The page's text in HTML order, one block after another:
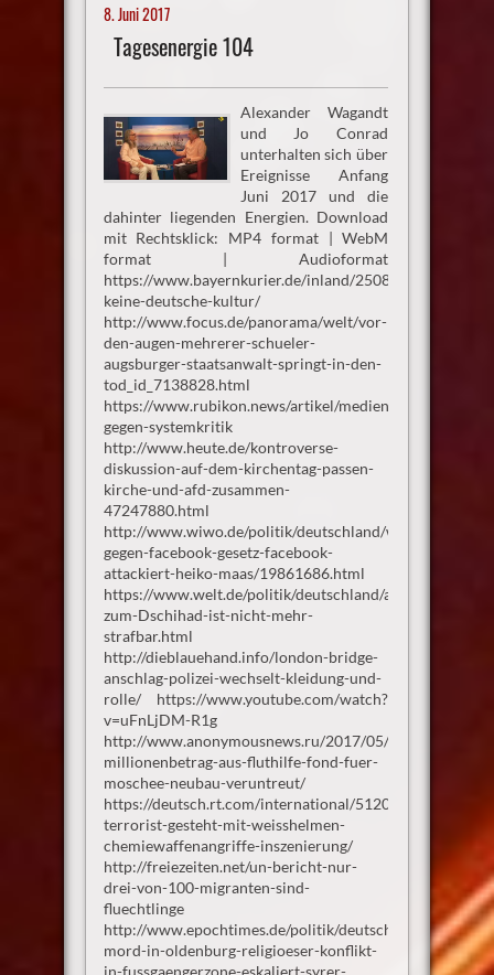
8. Juni 2017
Tagesenergie 104
Alexander Wagandt
und Jo Conrad
unterhalten sich über
Ereignisse Anfang
Juni 2017 und die
dahinter liegenden Energien. Download
mit Rechtsklick: MP4 format | WebM
format | Audioformat
https://www.bayernkurier.de/inland/25087-
keine-deutsche-kultur/
http://www.focus.de/panorama/welt/vor-
den-augen-mehrerer-schueler-
augsburger-staatsanwalt-springt-in-den-
tod_id_7138828.html
https://www.rubikon.news/artikel/medienhetze-
gegen-systemkritik
http://www.heute.de/kontroverse-
diskussion-auf-dem-kirchentag-passen-
kirche-und-afd-zusammen-
47247880.html
http://www.wiwo.de/politik/deutschland/widerstand-
gegen-facebook-gesetz-facebook-
attackiert-heiko-maas/19861686.html
https://www.welt.de/politik/deutschland/article897355/
zum-Dschihad-ist-nicht-mehr-
strafbar.html
http://dieblauehand.info/london-bridge-
anschlag-polizei-wechselt-kleidung-und-
rolle/ https://www.youtube.com/watch?
v=uFnLjDM-R1g
http://www.anonymousnews.ru/2017/05/03/deggendorf-
millionenbetrag-aus-fluthilfe-fond-fuer-
moschee-neubau-veruntreut/
https://deutsch.rt.com/international/51207-
terrorist-gesteht-mit-weisshelmen-
chemiewaffenangriffe-inszenierung/
http://freiezeiten.net/un-bericht-nur-
drei-von-100-migranten-sind-
fluechtlinge
http://www.epochtimes.de/politik/deutschland/ramadan-
mord-in-oldenburg-religioeser-konflikt-